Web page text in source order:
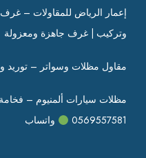
إعمار الرياض للمقاولات –
وتركيب | غرف جاهزة ومعزولة
مقاول مظلات وسواتر – توريد
مظلات سيارات ألمنيوم –
0569557581
واتساب